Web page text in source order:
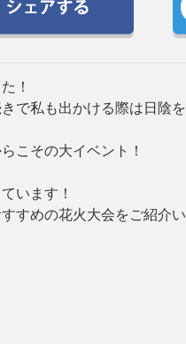
！
で私も出かける際は日陰
こその大イベント！
います！
すめの花火大会をご紹介